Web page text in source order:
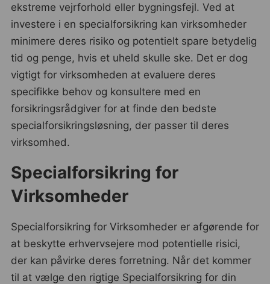
ekstreme vejrforhold eller bygningsfejl. Ved at
investere i en specialforsikring kan virksomheder
minimere deres risiko og potentielt spare betydelig
tid og penge, hvis et uheld skulle ske. Det er dog
vigtigt for virksomheden at evaluere deres
specifikke behov og konsultere med en
forsikringsrådgiver for at finde den bedste
specialforsikringsløsning, der passer til deres
virksomhed.
Specialforsikring for
Virksomheder
Specialforsikring for Virksomheder er afgørende for
at beskytte erhvervsejere mod potentielle risici,
der kan påvirke deres forretning. Når det kommer
til at vælge den rigtige Specialforsikring for din